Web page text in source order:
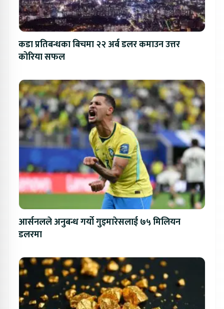
कडा प्रतिबन्धका बिचमा २२ अर्ब डलर कमाउन उत्तर
कोरिया सफल
आर्सनलले अनुबन्ध गर्यो गुइमारेसलाई ७५ मिलियन
डलरमा